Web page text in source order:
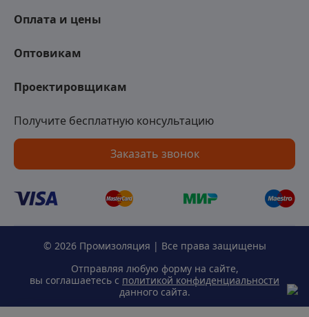
Получите бесплатную консультацию
Заказать звонок
Оплата и цены
Оптовикам
Проектировщикам
© 2026 Промизоляция | Все права защищены
Отправляя любую форму на сайте,
вы соглашаетесь с политикой конфиденциальности
данного сайта.